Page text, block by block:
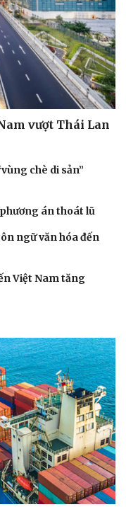
sĩ
trang
vượt Thái Lan
chè di sản”
án thoát lũ
ngữ văn hóa đến
Việt Nam tăng